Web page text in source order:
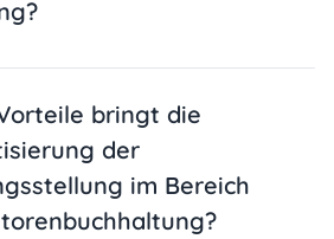
bringt die
der
im Bereich